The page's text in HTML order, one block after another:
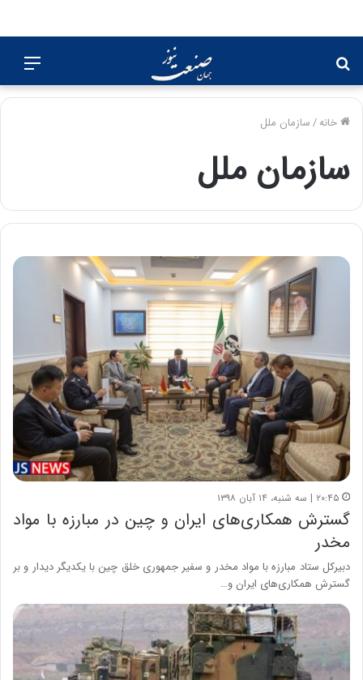
برای
خانه/سازمان ملل
سازمان ملل
۲۰:۴۵ | سه شنبه، ۱۴ آبان ۱۳۹۸
گسترش همکاری‌های ایران و چین در مبارزه با مواد
مخدر
دبیرکل ستاد مبارزه با مواد مخدر و سفیر جمهوری خلق چین با یکدیگر دیدار و بر
گسترش همکاری‌های ایران و…